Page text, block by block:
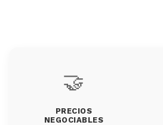
🤝
PRECIOS
NEGOCIABLES